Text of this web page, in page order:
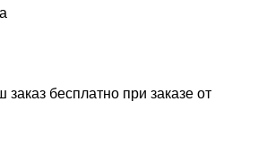
бесплатно при заказе от